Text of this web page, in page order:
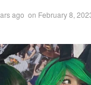
ago on February 8,